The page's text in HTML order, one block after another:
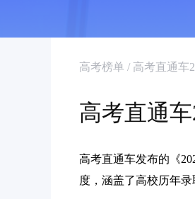
高考榜单 / 高考直通车
高考直通
高考直通车发布的《
度，涵盖了高校历年